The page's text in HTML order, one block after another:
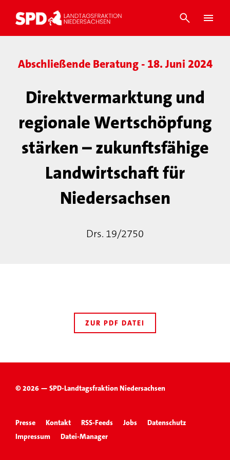
Abschließende Beratung - 18. Juni 2024
Direktvermarktung und
regionale Wertschöpfung
stärken – zukunftsfähige
Landwirtschaft für
Niedersachsen
Drs. 19/2750
ZUR PDF DATEI
© 2026 — SPD-Landtagsfraktion Niedersachsen
Presse Kontakt RSS-Feeds Jobs
Datenschutz
Impressum
Datei-Manager